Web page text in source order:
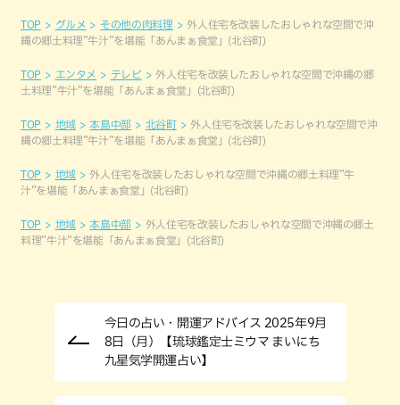
TOP グルメ その他の肉料理
外人住宅を改装したおしゃれな空間で沖
縄の郷土料理”牛汁”を堪能「あんまぁ食堂」(北谷町)
TOP エンタメ テレビ
外人住宅を改装したおしゃれな空間で沖縄の郷
土料理”牛汁”を堪能「あんまぁ食堂」(北谷町)
TOP 地域 本島中部 北谷町
外人住宅を改装したおしゃれな空間で沖
縄の郷土料理”牛汁”を堪能「あんまぁ食堂」(北谷町)
TOP 地域
外人住宅を改装したおしゃれな空間で沖縄の郷土料理”牛
汁”を堪能「あんまぁ食堂」(北谷町)
TOP 地域 本島中部
外人住宅を改装したおしゃれな空間で沖縄の郷土
料理”牛汁”を堪能「あんまぁ食堂」(北谷町)
今日の占い・開運アドバイス 2025年9月
8日（月）【琉球鑑定士ミウマ まいにち
九星気学開運占い】